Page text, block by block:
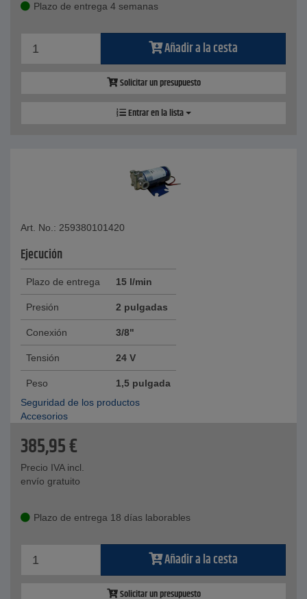
Plazo de entrega 4 semanas
Añadir a la cesta
Solicitar un presupuesto
Entrar en la lista
Art. No.: 259380101420
Ejecución
Plazo de entrega 15 l/min
Presión 2 pulgadas
Conexión 3/8"
Tensión 24 V
Peso
1,5 pulgada
Seguridad de los productos
Accesorios
385,95€
Precio IVA incl.
envío gratuito
Plazo de entrega 18 días laborables
Añadir a la cesta
Solicitar un presupuesto